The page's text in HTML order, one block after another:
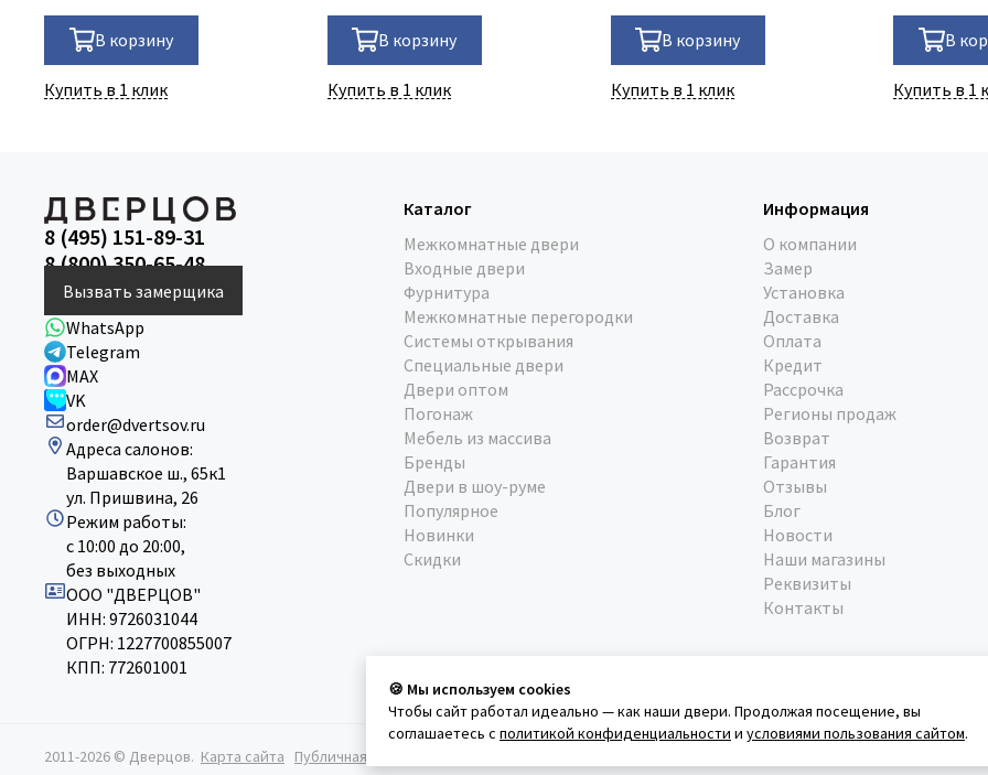
В корзину
Купить в 1 клик
В корзину
Купить в 1 клик
В корзину
Купить в 1 клик
В
Купить в 1
8 (495) 151-89-31
8 (800) 350-65-48
Вызвать замерщика
WhatsApp
Telegram
MAX
VK
order@dvertsov.ru
Адреса салонов:
Варшавское ш., 65к1
ул. Пришвина, 26
Режим работы:
с 10:00 до 20:00,
без выходных
ООО "ДВЕРЦОВ"
ИНН: 9726031044
ОГРН: 1227700855007
КПП: 772601001
Каталог
Межкомнатные двери
Входные двери
Фурнитура
Межкомнатные перегородки
Системы открывания
Специальные двери
Двери оптом
Погонаж
Мебель из массива
Бренды
Двери в шоу-руме
Популярное
Новинки
Скидки
Информация
О компании
Замер
Установка
Доставка
Оплата
Кредит
Рассрочка
Регионы продаж
Возврат
Гарантия
Отзывы
Блог
Новости
Наши магазины
Реквизиты
Контакты
2011-2026 © Дверцов. Карта сайта Публичная оферта
🍪 Мы используем cookies
Чтобы сайт работал идеально — как наши двери. Продолжая посещение, вы
соглашаетесь с политикой конфиденциальности и условиями пользования сайтом.